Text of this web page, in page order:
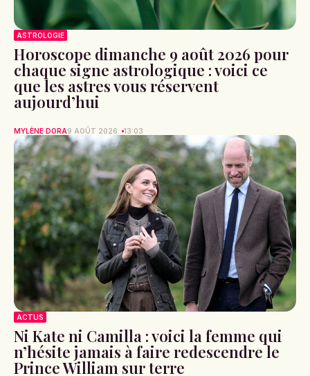
ASTROLOGIE
Horoscope dimanche 9 août 2026 pour
chaque signe astrologique : voici ce
que les astres vous réservent
aujourd’hui
MYLÈNE DORA9 AOÛT 2026 13:03
ACTUS
Ni Kate ni Camilla : voici la femme qui
n’hésite jamais à faire redescendre le
Prince William sur terre